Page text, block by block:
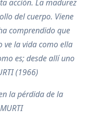
acción. La madurez
del cuerpo. Viene
comprendido que
ve la vida como ella
es; desde allí uno
(1966)
la pérdida de la